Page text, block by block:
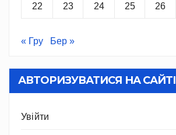
22 23 24 25 26
« Гру Бер »
АВТОРИЗУВАТИСЯ НА САЙТІ
Увійти